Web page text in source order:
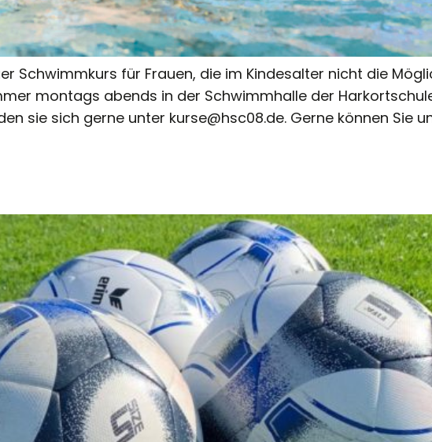
Schwimmkurs für Frauen, die im Kindesalter nicht die
montags abends in der Schwimmhalle der
sie sich gerne unter kurse@hsc08.de. Gerne können Sie